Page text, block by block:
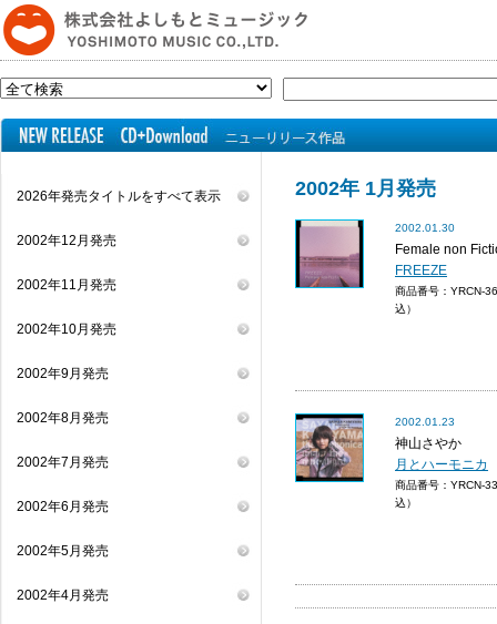
2026年発売タイトルをすべて表示
2002年12月発売
2002年11月発売
2002年10月発売
2002年9月発売
2002年8月発売
2002年7月発売
2002年6月発売
2002年5月発売
2002年4月発売
2002年 1月発売
2002.01.30
Female non
FREEZE
商品番号：YRCN-
込）
2002.01.23
神山さやか
月とハーモニカ
商品番号：YRCN-
込）